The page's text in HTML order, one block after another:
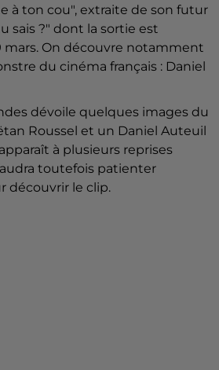
à ton cou", extraite de son futur
sais ?" dont la sortie est
mars. On découvre notamment
du cinéma français : Daniel
dévoile quelques images du
Roussel et un Daniel Auteuil
à plusieurs reprises
toutefois patienter
découvrir le clip.